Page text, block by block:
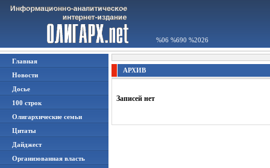
%06 %690 %2026
Главная
Новости
Досье
100 строк
Олигархические семьи
Цитаты
Дайджест
Организованная власть
АРХИВ
Записей нет